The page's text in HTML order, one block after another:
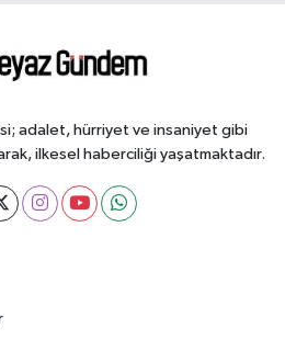
adalet, hürriyet ve insaniyet gibi
ilkesel haberciliği yaşatmaktadır.